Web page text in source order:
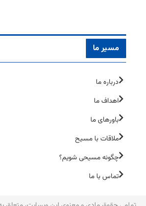
مسیر ما
درباره ما
اهداف ما
باورهای ما
ملاقات با مسیح
چگونه مسیحی شویم؟
تماس با ما